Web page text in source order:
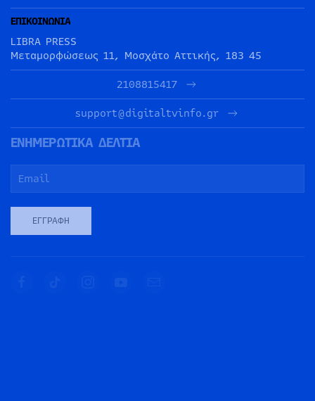
ΕΠΙΚΟΙΝΩΝΙΑ
LIBRA PRESS
Μεταμορφώσεως 11, Μοσχάτο Αττικής, 183 45
2108815417
support@digitaltvinfo.gr
ΕΝΗΜΕΡΩΤΙΚΑ ΔΕΛΤΙΑ
ΕΓΓΡΑΦΉ